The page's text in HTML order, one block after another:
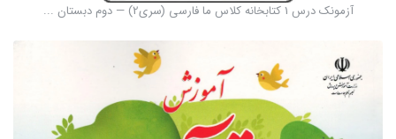
آزمونک درس 1 کتابخانه کلاس ما فارسی (سری2) — دوم دبستان ...